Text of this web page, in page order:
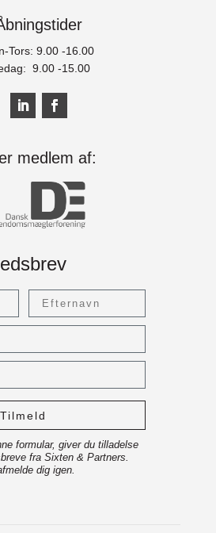
Tors: 9.00 -16.00
9.00 -15.00
medlem af:
Tilmeld
formular, giver du tilladelse
fra Sixten & Partners.
dig igen.